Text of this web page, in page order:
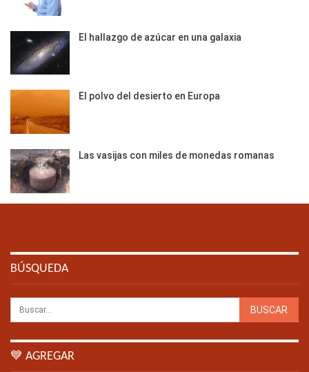
El hallazgo de azúcar en una galaxia
El polvo del desierto en Europa
Las vasijas con miles de monedas romanas
BÚSQUEDA
💙 AGREGAR